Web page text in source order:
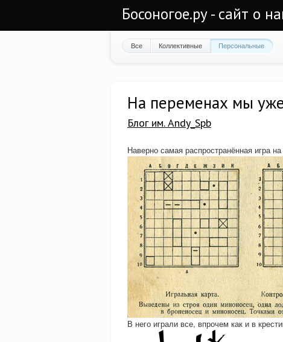
Босоногое.ру - сайт о
Все Коллективные Персональные
На переменах мы
Блог им. Andy_Spb
Наверно самая распространённая игра
В него играли все, впрочем как и в